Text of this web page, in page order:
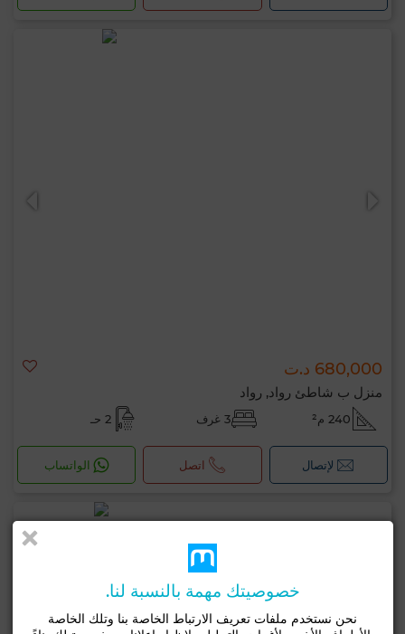
680,000 د.ت
منزل ب شاطئ رواد, رواد
240 م² 3 غرف 2 حـ
لإتصال اتصل الواتساب
خصوصيتك مهمة بالنسبة لنا.
نحن نستخدم ملفات تعريف الارتباط الخاصة بنا وتلك الخاصة